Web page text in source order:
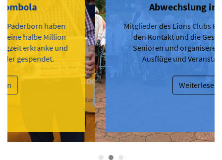
Abwechslung im Alltag
Mitglieder des Lions Clubs Paderborn suchen
den Kontakt und die Gespräche mit den
Senioren und organiseren gemeinsame
Ausflüge und Veranstaltungen zur
Unterhaltung
Weiterlesen